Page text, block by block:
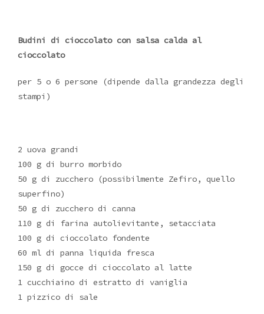
Budini di cioccolato con salsa calda al
cioccolato
per 5 o 6 persone (dipende dalla grandezza degli
stampi)
2 uova grandi
100 g di burro morbido
50 g di zucchero (possibilmente Zefiro, quello
superfino)
50 g di zucchero di canna
110 g di farina autolievitante, setacciata
100 g di cioccolato fondente
60 ml di panna liquida fresca
150 g di gocce di cioccolato al latte
1 cucchiaino di estratto di vaniglia
1 pizzico di sale